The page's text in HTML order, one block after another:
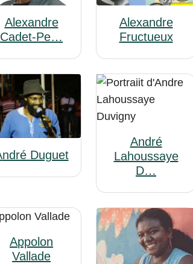
Alexandre
Cadet-Pe…
Alexandre
Fructueux
André Duguet
André
Lahoussaye
D…
Appolon
Vallade